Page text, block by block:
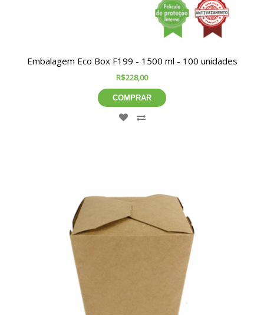
Embalagem Eco Box F199 - 1500 ml - 100 unidades
R$228,00
COMPRAR